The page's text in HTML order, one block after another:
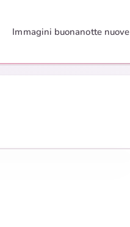
Immagini buonanotte nuove